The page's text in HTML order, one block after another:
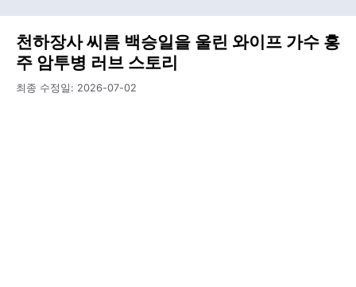
천하장사 씨름 백승일을 울린 와이프 가수 홍
주 암투병 러브 스토리
최종 수정일: 2026-07-02